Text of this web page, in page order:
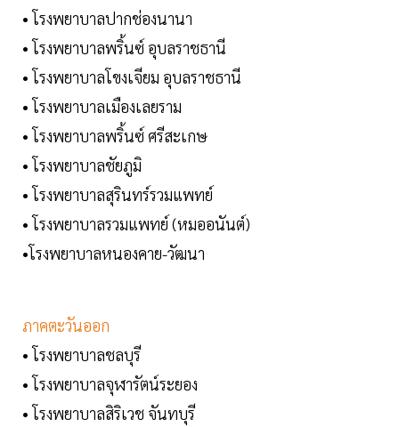
• โรงพยาบาลปากช่องนานา
• โรงพยาบาลพริ้นซ์ อุบลราชธานี
• โรงพยาบาลโขงเจียม อุบลราชธานี
• โรงพยาบาลเมืองเลยราม
• โรงพยาบาลพริ้นซ์ ศรีสะเกษ
• โรงพยาบาลชัยภูมิ
• โรงพยาบาลสุรินทร์รวมแพทย์
• โรงพยาบาลรวมแพทย์ (หมออนันต์)
•โรงพยาบาลหนองคาย-วัฒนา
ภาคตะวันออก
• โรงพยาบาลชลบุรี
• โรงพยาบาลจุฬารัตน์ระยอง
• โรงพยาบาลสิริเวช จันทบุรี